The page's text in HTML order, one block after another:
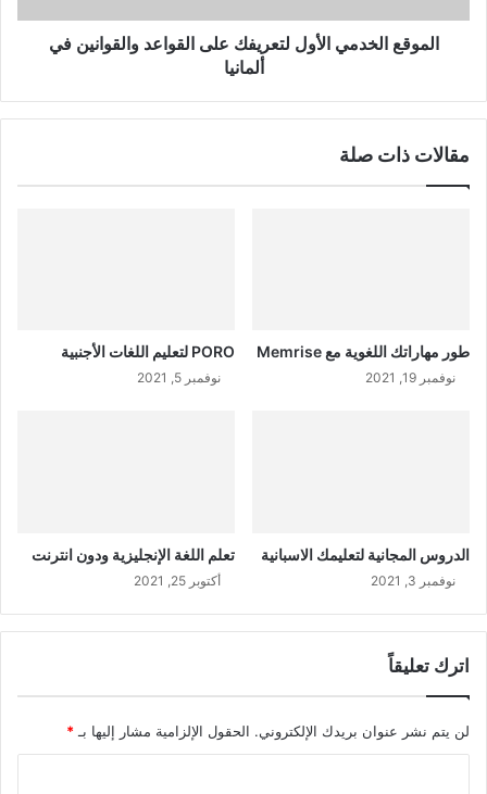
ألمانيا
الموقع الخدمي الأول لتعريفك على القواعد والقوانين في
ألمانيا
مقالات ذات صلة
طور مهاراتك اللغوية مع Memrise
نوفمبر 19, 2021
PORO لتعليم اللغات الأجنبية
نوفمبر 5, 2021
الدروس المجانية لتعليمك الاسبانية
نوفمبر 3, 2021
تعلم اللغة الإنجليزية ودون انترنت
أكتوبر 25, 2021
اترك تعليقاً
لن يتم نشر عنوان بريدك الإلكتروني. الحقول الإلزامية مشار إليها بـ *